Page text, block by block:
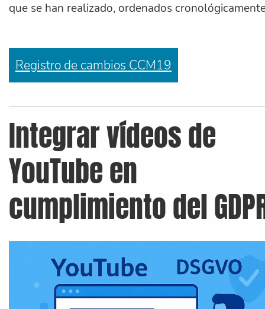
que se han realizado, ordenados
Registro de cambios CCM19
Integrar vídeos de
YouTube en
cumplimiento del